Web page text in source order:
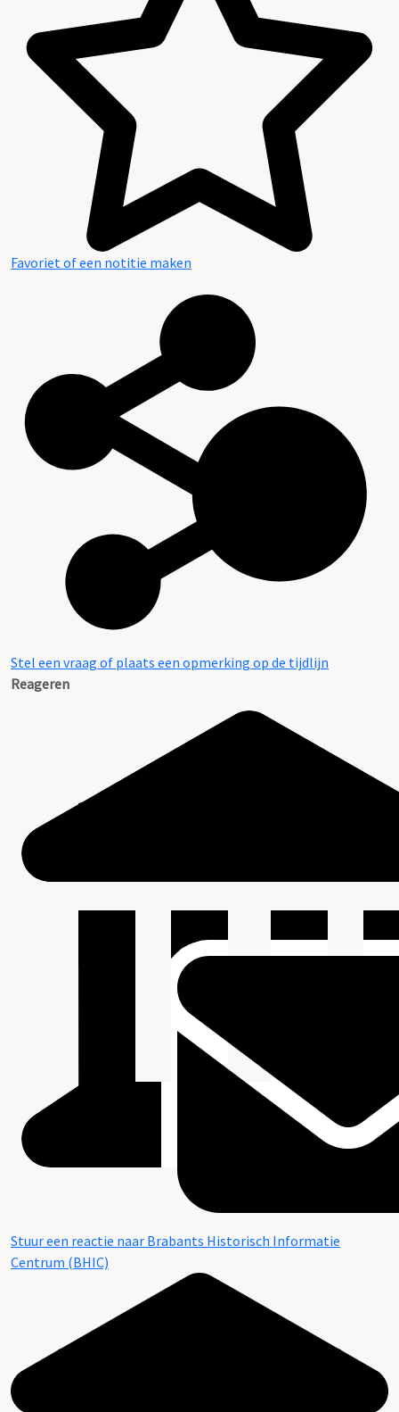
Favoriet of een notitie maken
Stel een vraag of plaats een opmerking op de tijdlijn
Reageren
Stuur een reactie naar Brabants Historisch Informatie
Centrum (BHIC)